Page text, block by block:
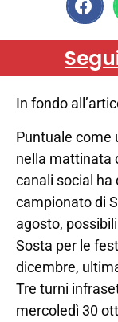
In fondo
Puntuale come
nella mattinata
canali social ha
campionato di
agosto,
Sosta per le
dicembre,
Tre turni
mercoledì 30